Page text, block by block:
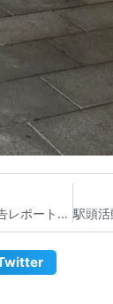
宮内そうこ市政報告レポートが完成しました 戸田市議会議員 宮内そうこ